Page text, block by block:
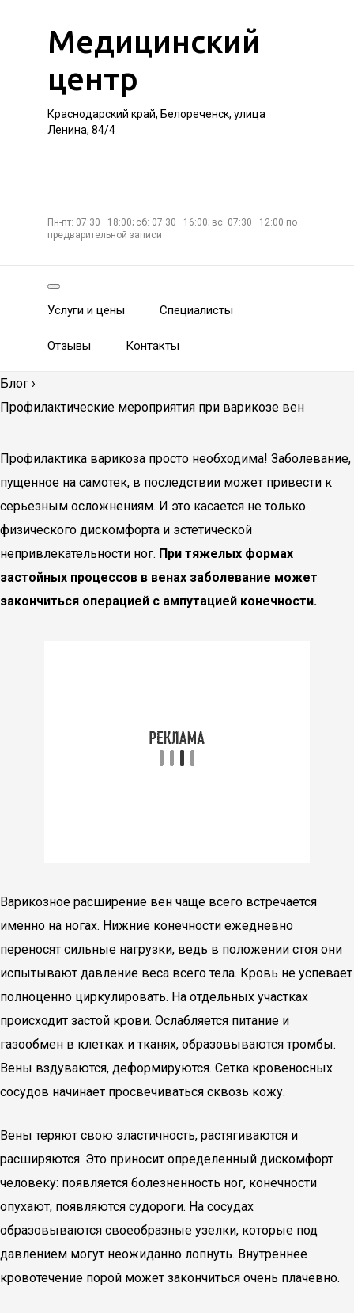
Медицинский
центр
Краснодарский край, Белореченск, улица
Ленина, 84/4
Пн-пт: 07:30—18:00; сб: 07:30—16:00; вс: 07:30—12:00 по
предварительной записи
Услуги и цены Специалисты
Отзывы Контакты
Блог ›
Профилактические мероприятия при варикозе вен
Профилактика варикоза просто необходима! Заболевание,
пущенное на самотек, в последствии может привести к
серьезным осложнениям. И это касается не только
физического дискомфорта и эстетической
непривлекательности ног. При тяжелых формах
застойных процессов в венах заболевание может
закончиться операцией с ампутацией конечности.
Варикозное расширение вен чаще всего встречается
именно на ногах. Нижние конечности ежедневно
переносят сильные нагрузки, ведь в положении стоя они
испытывают давление веса всего тела. Кровь не успевает
полноценно циркулировать. На отдельных участках
происходит застой крови. Ослабляется питание и
газообмен в клетках и тканях, образовываются тромбы.
Вены вздуваются, деформируются. Сетка кровеносных
сосудов начинает просвечиваться сквозь кожу.
Вены теряют свою эластичность, растягиваются и
расширяются. Это приносит определенный дискомфорт
человеку: появляется болезненность ног, конечности
опухают, появляются судороги. На сосудах
образовываются своеобразные узелки, которые под
давлением могут неожиданно лопнуть. Внутреннее
кровотечение порой может закончиться очень плачевно.